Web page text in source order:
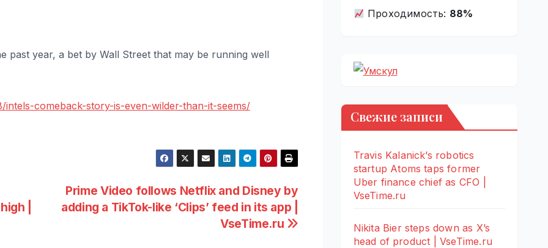
past year, a bet by Wall Street that may be running well
comeback-story-is-even-wilder-than-it-seems/
Prime Video follows Netflix and Disney by
adding a TikTok-like ‘Clips’ feed in its app |
VseTime.ru
|
Проходимость: 88%
Свежие записи
Travis Kalanick’s robotics
startup Atoms taps former
Uber finance chief as CFO |
VseTime.ru
Nikita Bier steps down as X’s
head of product | VseTime.ru